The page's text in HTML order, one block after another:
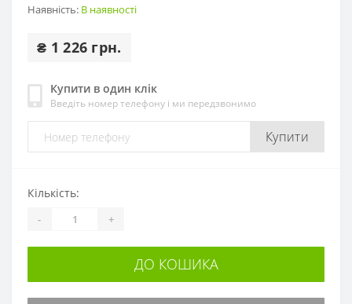
Наявність: В наявності
₴ 1 226 грн.
Купити в один клік
Введіть номер телефону і ми передзвонимо
Купити
Кількість:
- +
ДО КОШИКА